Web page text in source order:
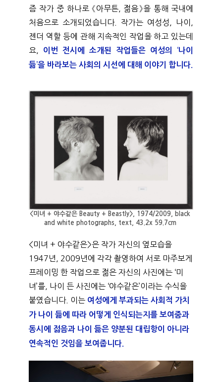
즘 작가 중 하나로 《아무튼, 젊음》을 통해 국내에
처음으로 소개되었습니다. 작가는 여성성, 나이,
젠더 역할 등에 관해 지속적인 작업을 하고 있는데
요,
이번 전시에 소개된 작업들은 여성의 ‘나이
<미녀 + 야수같은 Beauty + Beastly>, 1974/2009, black
and white photographs, text, 43.2x 59.7cm
<미녀 + 야수같은>은 작가 자신의 옆모습을
1947년, 2009년에 각각 촬영하여 서로 마주보게
프레이밍 한 작업으로 젊은 자신의 사진에는 ‘미
녀’를, 나이 든 사진에는 ‘야수같은’이라는 수식을
붙였습니다. 이는 여성에게 부과되는 사회적 가치
가 나이 듦에 따라 어떻게 인식되는지를 보여줌과
동시에 젊음과 나이 듦은 양분된 대립항이 아니라
연속적인 것임을 보여줍니다.